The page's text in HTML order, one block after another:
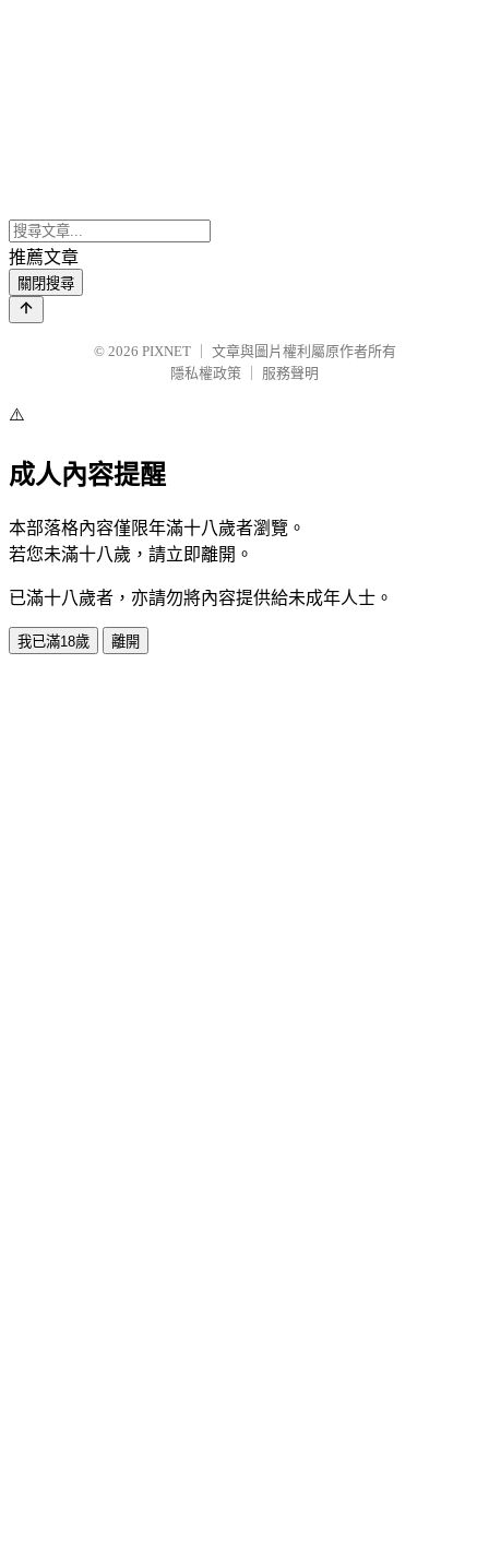
推薦文章
關閉搜尋
© 2026 PIXNET
文章與圖片權利屬原作者所有
隱私權政策
服務聲明
⚠️
成人內容提醒
本部落格內容僅限年滿十八歲者瀏覽。
若您未滿十八歲，請立即離開。
已滿十八歲者，亦請勿將內容提供給未成年人士。
我已滿18歲 離開